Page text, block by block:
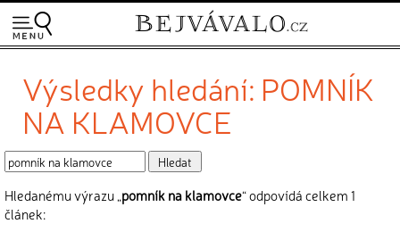
Výsledky hledání: POMNÍK
NA KLAMOVCE
Hledanému výrazu „pomník na klamovce“ odpovídá celkem 1
článek: